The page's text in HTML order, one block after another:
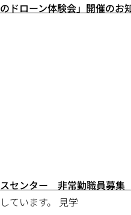
ローン体験会」開催のお
センター 非常勤職員募集
ています。 見学